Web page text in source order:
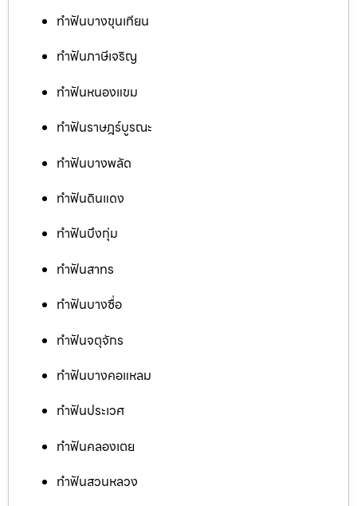
ทำฟันบางขุนเทียน
ทำฟันภาษีเจริญ
ทำฟันหนองแขม
ทำฟันราษฎร์บูรณะ
ทำฟันบางพลัด
ทำฟันดินแดง
ทำฟันบึงกุ่ม
ทำฟันสาทร
ทำฟันบางซื่อ
ทำฟันจตุจักร
ทำฟันบางคอแหลม
ทำฟันประเวศ
ทำฟันคลองเตย
ทำฟันสวนหลวง